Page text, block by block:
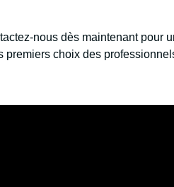
nous dès maintenant pour
choix des